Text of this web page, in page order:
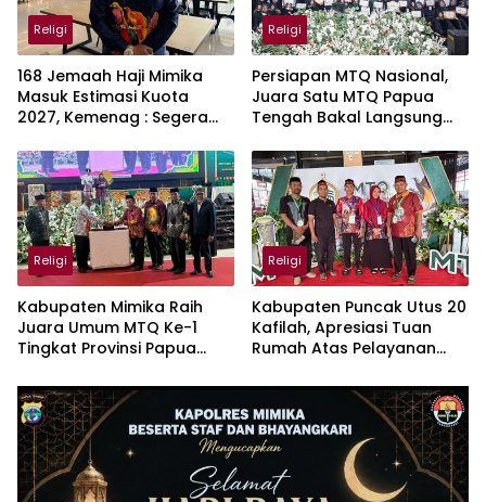
Religi
168 Jemaah Haji Mimika
Masuk Estimasi Kuota
2027, Kemenag : Segera
Religi
Persiapan MTQ Nasional,
Juara Satu MTQ Papua
Tengah Bakal Langsung
Religi
Kabupaten Mimika Raih
Juara Umum MTQ Ke-1
Tingkat Provinsi Papua
Religi
Kabupaten Puncak Utus 20
Kafilah, Apresiasi Tuan
Rumah Atas Pelayanan